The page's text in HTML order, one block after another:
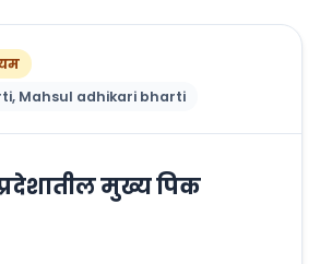
Mahsul adhikari bharti
मुख्य पिक